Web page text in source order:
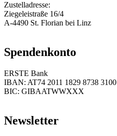
Zustelladresse:
Ziegeleistraße 16/4
A-4490 St. Florian bei Linz
Spendenkonto
ERSTE Bank
IBAN: AT74 2011 1829 8738 3100
BIC: GIBAATWWXXX
Newsletter